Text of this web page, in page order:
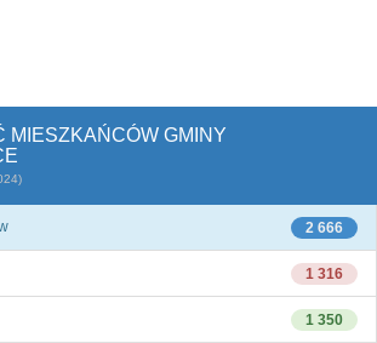
MIESZKAŃCÓW GMINY
2 666
1 316
1 350